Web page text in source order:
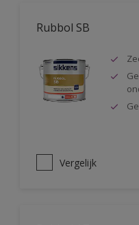
Rubbol SB
Vergelijk